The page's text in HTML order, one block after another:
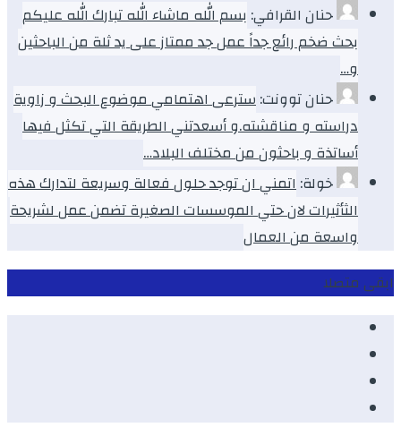
حنان القرافي: بسم الله ماشاء الله تبارك الله عليكم
بحث ضخم رائع جداً عمل جد ممتاز على يد ثلة من الباحثين
و…
حنان توونت:سترعى اهتمامي موضوع البحث و زاوية
دراسته و مناقشته.و أسعدتني الطريقة التي تكثل فيها
أساتذة و باحثون من مختلف البلاد…
خولة:اتمني ان توجد حلول فعالة وسريعة لتدارك هذه
الثأثيرات لان حتي الموسسات الصغيرة تضمن عمل لشريحة
واسعة من العمال
ابقى متصلا